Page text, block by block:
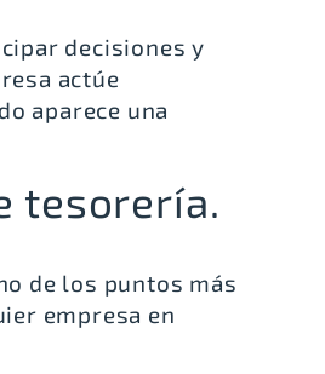
decisiones y
actúe
aparece una
tesorería.
de los puntos más
empresa en